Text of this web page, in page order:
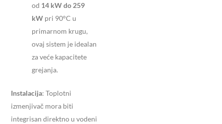
od 14 kW do 259
kW pri 90°C u
primarnom krugu,
ovaj sistem je idealan
za veće kapacitete
grejanja.
Instalacija: Toplotni
izmenjivač mora biti
integrisan direktno u vodeni